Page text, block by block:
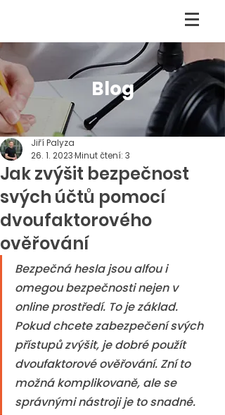
Blog
Jak zvýšit bezpečnost
svých účtů pomocí
dvoufaktorového
ověřování
Jiří Palyza
26. 1. 2023Minut čtení: 3
Bezpečná hesla jsou alfou i
omegou bezpečnosti nejen v
online prostředí. To je základ.
Pokud chcete zabezpečení svých
přístupů zvýšit, je dobré použít
dvoufaktorové ověřování. Zní to
možná komplikovaně, ale se
správnými nástroji je to snadné.